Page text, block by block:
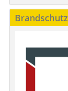
Brandschutz